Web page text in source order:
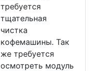
требуется
тщательная
чистка
кофемашины. Так
же требуется
осмотреть модуль